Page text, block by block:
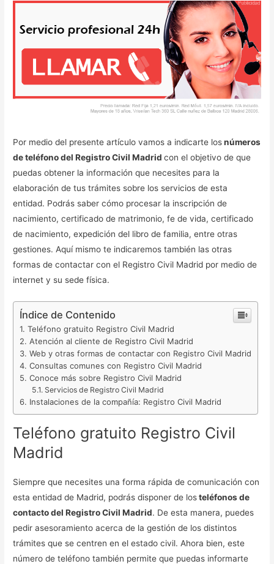
Por medio del presente artículo vamos a indicarte losnúmeros
de teléfono del Registro Civil Madridcon el objetivo de que
puedas obtener la información que necesites para la
elaboración de tus trámites sobre los servicios de esta
entidad. Podrás saber cómo procesar la inscripción de
nacimiento, certificado de matrimonio, fe de vida, certificado
de nacimiento, expedición del libro de familia, entre otras
gestiones. Aquí mismo te indicaremos también las otras
formas de contactar con el Registro Civil Madrid por medio de
internet y su sede física.
Índice de Contenido
Teléfono gratuito Registro Civil Madrid
Atención al cliente de Registro Civil Madrid
Web y otras formas de contactar con Registro Civil Madrid
Consultas comunes con Registro Civil Madrid
Conoce más sobre Registro Civil Madrid
Servicios de Registro Civil Madrid
Instalaciones de la compañía: Registro Civil Madrid
Teléfono gratuito Registro Civil
Madrid
Siempre que necesites una forma rápida de comunicación con
esta entidad de Madrid, podrás disponer de losteléfonos de
contacto del Registro Civil Madrid. De esta manera, puedes
pedir asesoramiento acerca de la gestión de los distintos
trámites que se centren en el estado civil. Ahora bien, este
número de teléfono también permite que puedas informarte